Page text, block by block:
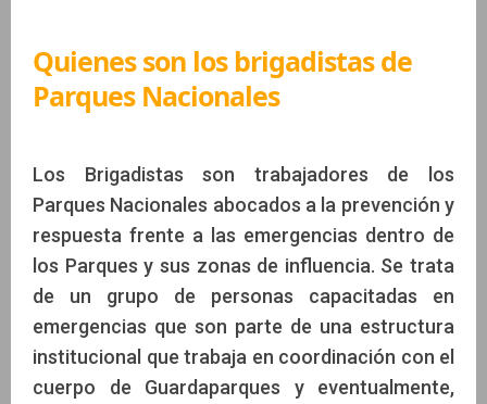
Carlos Manteca Acosta y Marcelo Lisnovsky
Quienes son los brigadistas de
Parques Nacionales
Los Brigadistas son trabajadores de los
Parques Nacionales abocados a la prevención y
respuesta frente a las emergencias dentro de
los Parques y sus zonas de influencia. Se trata
de un grupo de personas capacitadas en
emergencias que son parte de una estructura
institucional que trabaja en coordinación con el
cuerpo de Guardaparques y eventualmente,